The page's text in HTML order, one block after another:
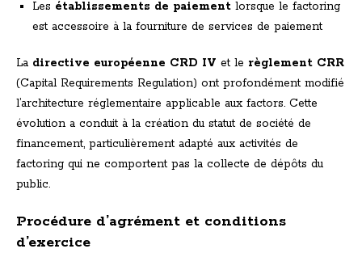
Les établissements de paiement lorsque le factoring
est accessoire à la fourniture de services de paiement
La directive européenne CRD IV et le règlement CRR
(Capital Requirements Regulation) ont profondément modifié
l’architecture réglementaire applicable aux factors. Cette
évolution a conduit à la création du statut de société de
financement, particulièrement adapté aux activités de
factoring qui ne comportent pas la collecte de dépôts du
public.
Procédure d’agrément et conditions
d’exercice